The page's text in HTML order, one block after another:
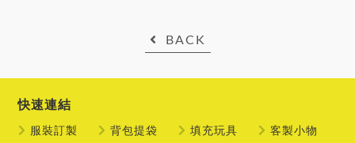
BACK
快速連結
服裝訂製 背包提袋 填充玩具 客製小物